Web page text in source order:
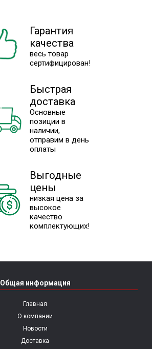
Гарантия
качества
весь товар
сертифицирован!
Быстрая
доставка
Основные
позиции в
наличии,
отправим в день
оплаты
Выгодные
цены
низкая цена за
высокое
качество
комплектующих!
Общая информация
Главная
О компании
Новости
Доставка